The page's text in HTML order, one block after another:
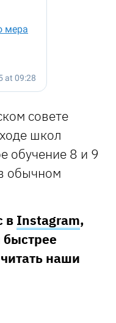
совете
школ
обучение 8 и 9
обычном
в Instagram,
наши